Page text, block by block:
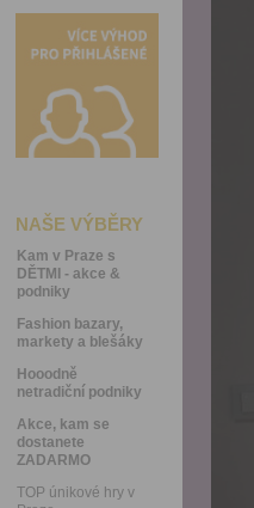
NAŠE VÝBĚRY
Kam v Praze s
DĚTMI - akce &
podniky
Fashion bazary,
markety a blešáky
Hooodně
netradiční podniky
Akce, kam se
dostanete
ZADARMO
TOP únikové hry v